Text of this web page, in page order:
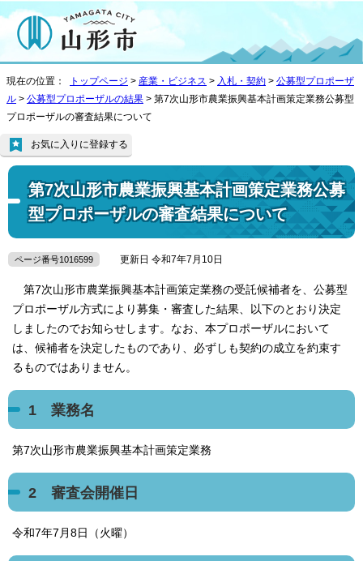
現在の位置： トップページ > 産業・ビジネス > 入札・契約 > 公募型プロポーザ
ル > 公募型プロポーザルの結果 > 第7次山形市農業振興基本計画策定業務公募型
プロポーザルの審査結果について
第7次山形市農業振興基本計画策定業務公募
型プロポーザルの審査結果について
お気に入りに登録する
ページ番号1016599 更新日 令和7年7月10日
第7次山形市農業振興基本計画策定業務の受託候補者を、公募型
プロポーザル方式により募集・審査した結果、以下のとおり決定
しましたのでお知らせします。なお、本プロポーザルにおいて
は、候補者を決定したものであり、必ずしも契約の成立を約束す
るものではありません。
1 業務名
第7次山形市農業振興基本計画策定業務
2 審査会開催日
令和7年7月8日（火曜）